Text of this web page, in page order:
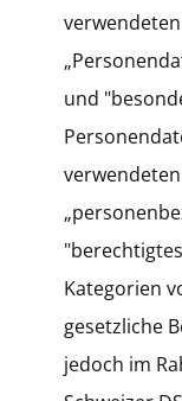
und
Kategorien
gesetzliche
jedoch im